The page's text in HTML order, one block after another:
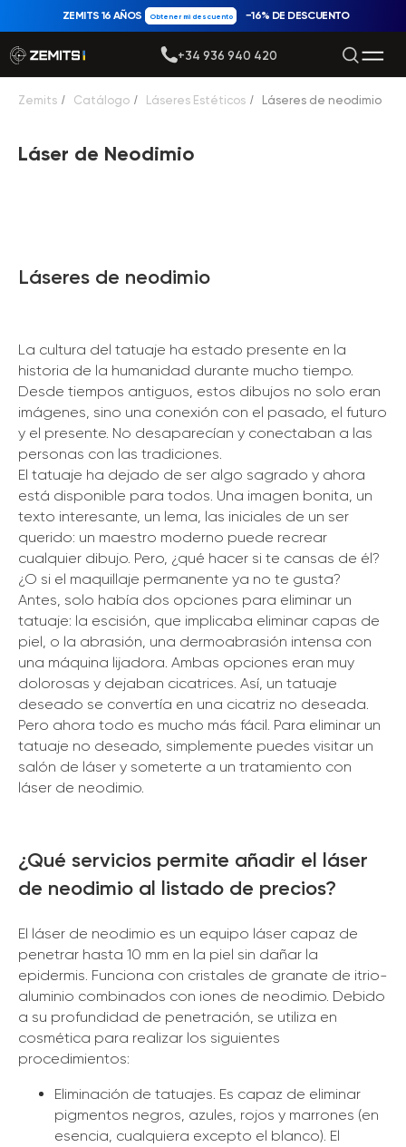
Obtener mi descuento
ZEMITS 16 AÑOS −16% DE DESCUENTO
+34 936 940 420
Zemits / Catálogo / Láseres Estéticos / Láseres de neodimio
Láser de Neodimio
Láseres de neodimio
La cultura del tatuaje ha estado presente en la
historia de la humanidad durante mucho tiempo.
Desde tiempos antiguos, estos dibujos no solo eran
imágenes, sino una conexión con el pasado, el futuro
y el presente. No desaparecían y conectaban a las
personas con las tradiciones.
El tatuaje ha dejado de ser algo sagrado y ahora
está disponible para todos. Una imagen bonita, un
texto interesante, un lema, las iniciales de un ser
querido: un maestro moderno puede recrear
cualquier dibujo. Pero, ¿qué hacer si te cansas de él?
¿O si el maquillaje permanente ya no te gusta?
Antes, solo había dos opciones para eliminar un
tatuaje: la escisión, que implicaba eliminar capas de
piel, o la abrasión, una dermoabrasión intensa con
una máquina lijadora. Ambas opciones eran muy
dolorosas y dejaban cicatrices. Así, un tatuaje
deseado se convertía en una cicatriz no deseada.
Pero ahora todo es mucho más fácil. Para eliminar un
tatuaje no deseado, simplemente puedes visitar un
salón de láser y someterte a un tratamiento con
láser de neodimio.
¿Qué servicios permite añadir el láser
de neodimio al listado de precios?
El láser de neodimio es un equipo láser capaz de
penetrar hasta 10 mm en la piel sin dañar la
epidermis. Funciona con cristales de granate de itrio-
aluminio combinados con iones de neodimio. Debido
a su profundidad de penetración, se utiliza en
cosmética para realizar los siguientes
procedimientos:
Eliminación de tatuajes. Es capaz de eliminar
pigmentos negros, azules, rojos y marrones (en
esencia, cualquiera excepto el blanco). El